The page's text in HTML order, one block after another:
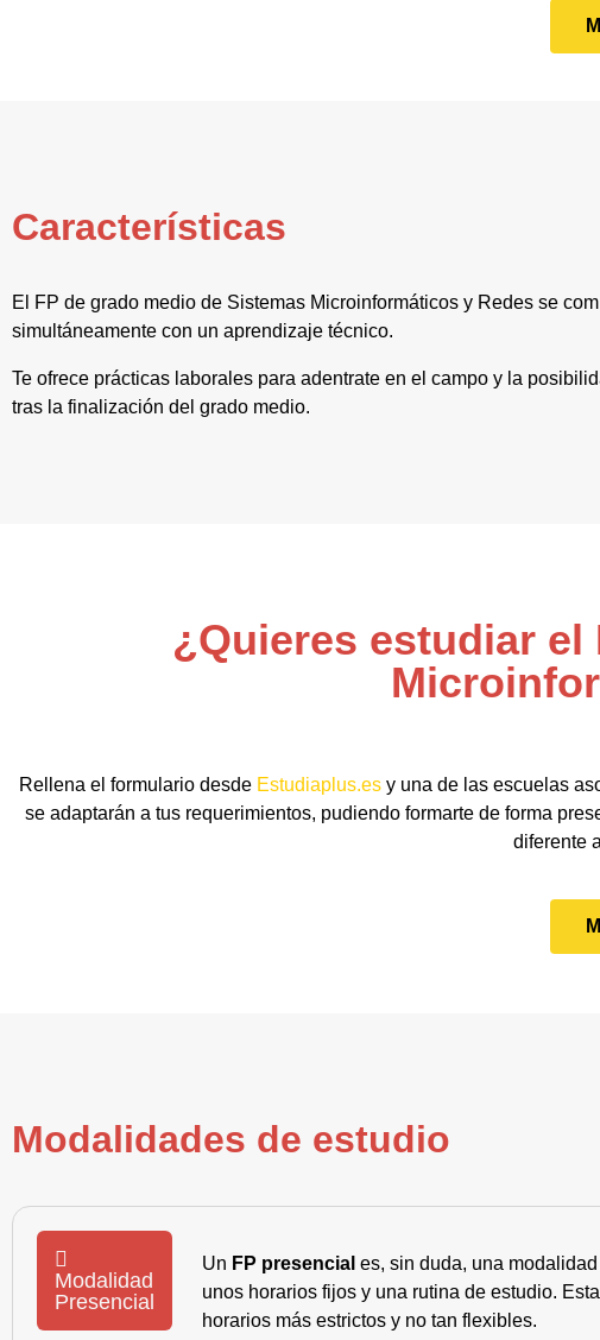
Características
El FP de grado medio de Sistemas Microinformáticos y Redes se
simultáneamente con un aprendizaje técnico.
Te ofrece prácticas laborales para adentrate en el campo y la
tras la finalización del grado medio.
¿Quieres estudiar el
Rellena el formulario desde Estudiaplus.esy una de las escuelas
se adaptarán a tus requerimientos, pudiendo formarte de forma
diferente
Modalidades de estudio
Modalidad
Presencial
Un FP presencial es, sin duda, una
unos horarios fijos y una rutina de estudio.
horarios más estrictos y no tan flexibles.